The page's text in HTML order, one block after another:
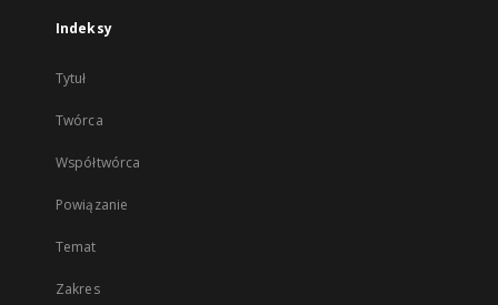
Indeksy
Tytuł
Twórca
Współtwórca
Powiązanie
Temat
Zakres